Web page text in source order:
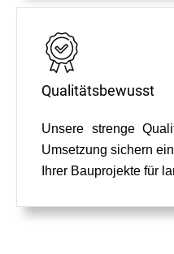
Qualitätsbewusst
Unsere strenge
Umsetzung sichern
Ihrer Bauprojekte für